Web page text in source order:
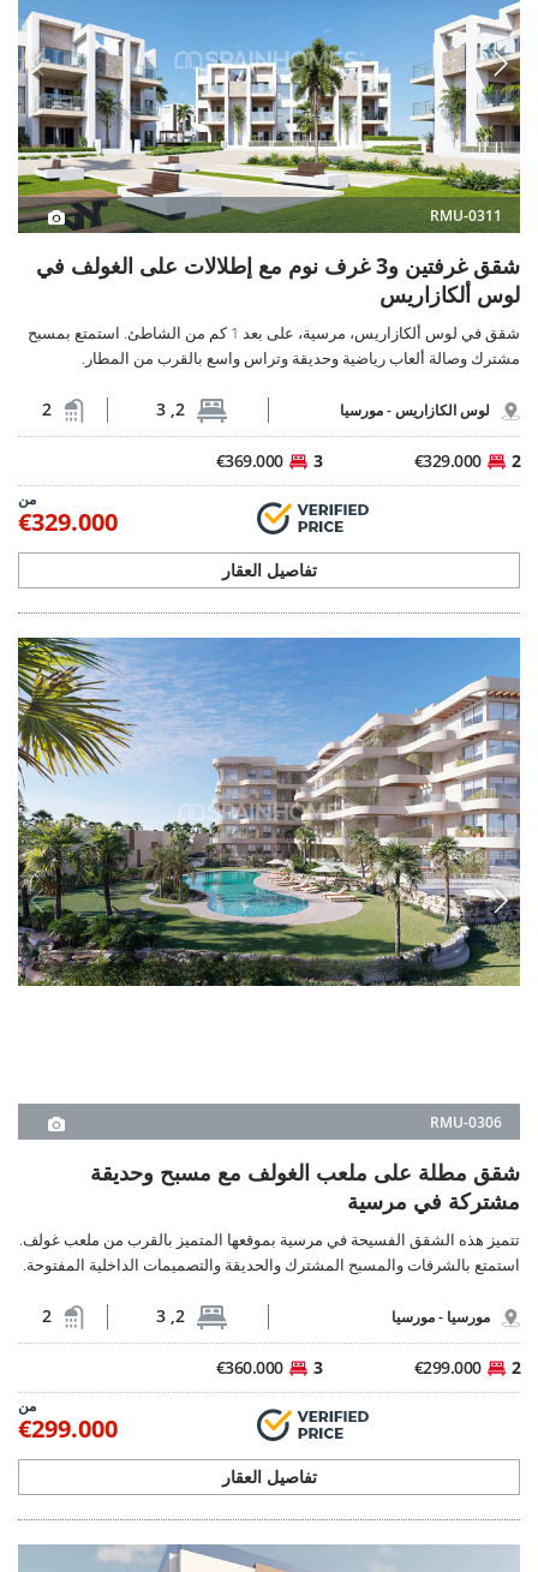
RMU-0311
شقق غرفتين و3 غرف نوم مع إطلالات على الغولف في
لوس ألكازاريس
شقق في لوس ألكازاريس، مرسية، على بعد 1 كم من الشاطئ. استمتع بمسبح
مشترك وصالة ألعاب رياضية وحديقة وتراس واسع بالقرب من المطار.
لوس الكازاريس -مورسيا 2, 3
2
2
€329.000
3
€369.000
من
€329.000
تفاصيل العقار
RMU-0306
استمتع بالشرفات والمسبح المشترك والحديقة والتصميمات الداخلية المفتوحة.
مورسيا -مورسيا
2
€299.000
من
€299.000
تفاصيل العقار